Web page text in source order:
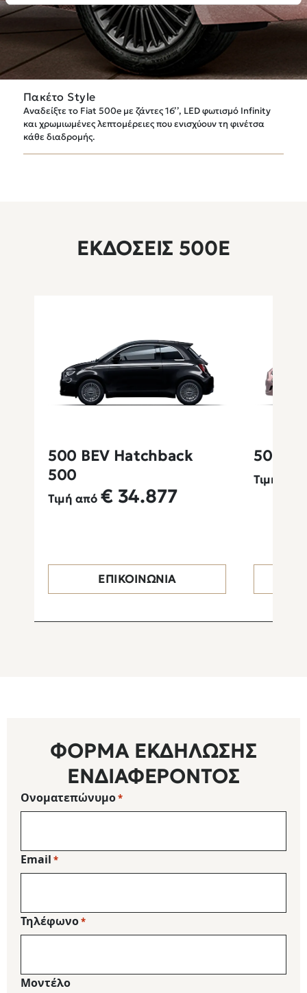
Πακέτο Style
Αναδείξτε το Fiat 500e με ζάντες 16’’, LED φωτισμό Infinity
και χρωμιωμένες λεπτομέρειες που ενισχύουν τη φινέτσα
κάθε διαδρομής.
Previous
ΕΚΔΌΣΕΙΣ 500E
500 BEV Hatchback
500
Τιμή από €34.877
ΕΠΙΚΟΙΝΩΝΊΑ
500
Τιμή από
ΦΌΡΜΑ ΕΚΔΉΛΩΣΗΣ
ΕΝΔΙΑΦΈΡΟΝΤΟΣ
Ονοματεπώνυμο*
Email *
Τηλέφωνο*
Μοντέλο